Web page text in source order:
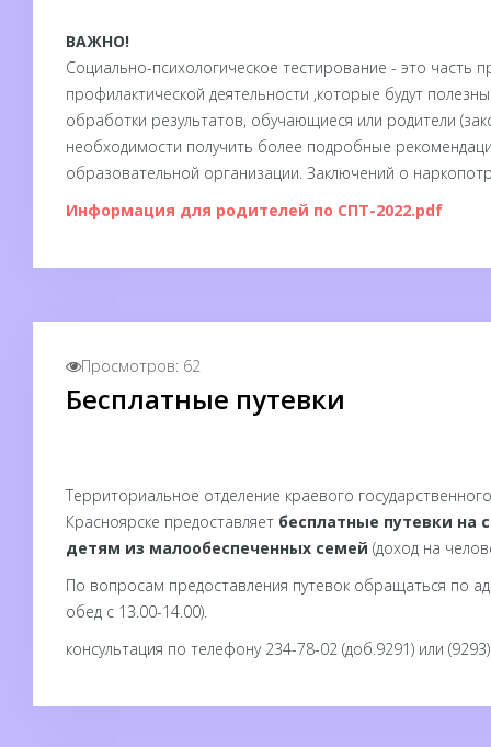
ВАЖНО!
Социально-психологическое тестирование - это
профилактической деятельности ,которые будут
обработки результатов, обучающиеся или родители
необходимости получить более подробные
образовательной организации. Заключений о
Информация для родителей по СПТ-2022.pdf
Просмотров: 62
Бесплатные путевки
Территориальное отделение краевого
Красноярске предоставляет бесплатные путевки на
детям из малообеспеченных семей (доход на
По вопросам предоставления путевок обращаться по
обед с 13.00-14.00).
консультация по телефону 234-78-02 (доб.9291) или